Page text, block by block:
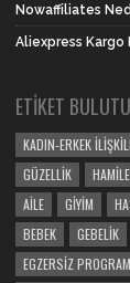
Nowaffiliates
Aliexpress Kargo
ETIKET
KADIN-ERKEK
GÜZELLIK
AILE
GIYIM
BEBEK
GEBELIK
EGZERSIZ